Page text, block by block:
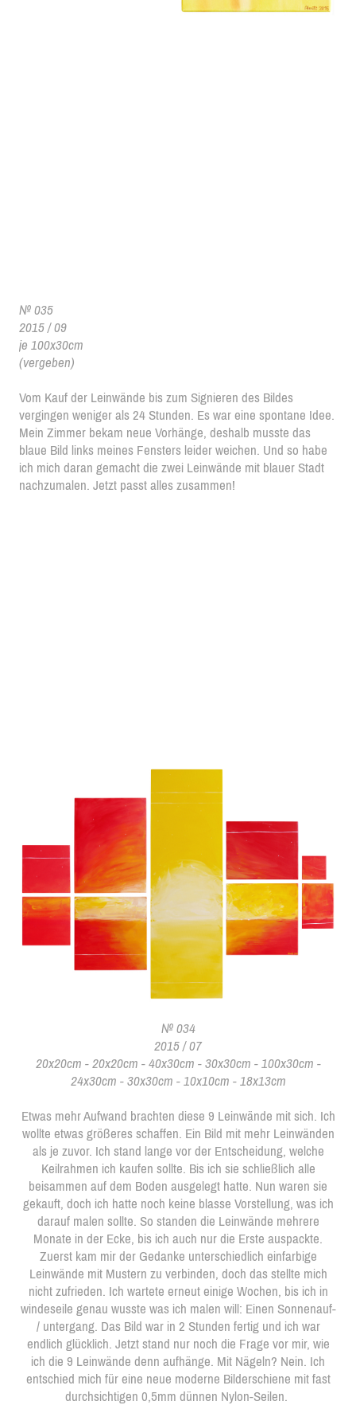
№ 035
2015 / 09
je 100x30cm
(vergeben)
Vom Kauf der Leinwände bis zum Signieren des Bildes
vergingen weniger als 24 Stunden. Es war eine spontane Idee.
Mein Zimmer bekam neue Vorhänge, deshalb musste das
blaue Bild links meines Fensters leider weichen. Und so habe
ich mich daran gemacht die zwei Leinwände mit blauer Stadt
nachzumalen. Jetzt passt alles zusammen!
№ 034
2015 / 07
20x20cm - 20x20cm - 40x30cm - 30x30cm - 100x30cm -
24x30cm - 30x30cm - 10x10cm - 18x13cm
Etwas mehr Aufwand brachten diese 9 Leinwände mit sich. Ich
wollte etwas größeres schaffen. Ein Bild mit mehr Leinwänden
als je zuvor. Ich stand lange vor der Entscheidung, welche
Keilrahmen ich kaufen sollte. Bis ich sie schließlich alle
beisammen auf dem Boden ausgelegt hatte. Nun waren sie
gekauft, doch ich hatte noch keine blasse Vorstellung, was ich
darauf malen sollte. So standen die Leinwände mehrere
Monate in der Ecke, bis ich auch nur die Erste auspackte.
Zuerst kam mir der Gedanke unterschiedlich einfarbige
Leinwände mit Mustern zu verbinden, doch das stellte mich
nicht zufrieden. Ich wartete erneut einige Wochen, bis ich in
windeseile genau wusste was ich malen will: Einen Sonnenauf-
/ untergang. Das Bild war in 2 Stunden fertig und ich war
endlich glücklich. Jetzt stand nur noch die Frage vor mir, wie
ich die 9 Leinwände denn aufhänge. Mit Nägeln? Nein. Ich
entschied mich für eine neue moderne Bilderschiene mit fast
durchsichtigen 0,5mm dünnen Nylon-Seilen.